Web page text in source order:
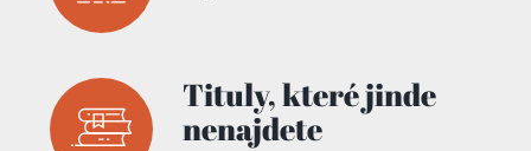
Tituly,které jinde
nenajdete